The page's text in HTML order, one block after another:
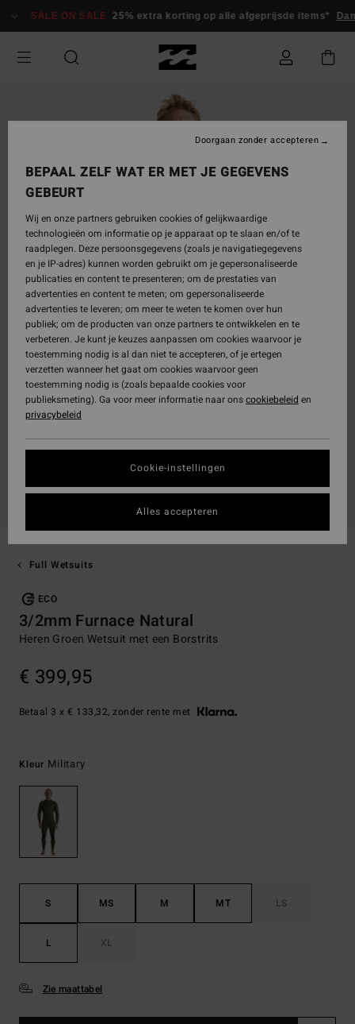
naar
SALE ON SALE 25% extra korting op alle afgeprijsde items*
Full Wetsuits
ECO
3/2mm Furnace Natural
Heren Groen Wetsuit met een Borstrits
€ 399,95
Betaal 3 x € 133,32, zonder rente met
Kleur Military
S MS M MT LS
L XL
Zie maattabel
BEPAAL ZELF WAT ER MET JE GEGEVENS
GEBEURT
Wij en onze partners gebruiken cookies of gelijkwaardige
technologieën om informatie op je apparaat op te slaan en/of te
raadplegen. Deze persoonsgegevens (zoals je navigatiegegevens
en je IP-adres) kunnen worden gebruikt om je gepersonaliseerde
publicaties en content te presenteren; om de prestaties van
advertenties en content te meten; om gepersonaliseerde
advertenties te leveren; om meer te weten te komen over hun
publiek; om de producten van onze partners te ontwikkelen en te
verbeteren. Je kunt je keuzes aanpassen om cookies waarvoor je
toestemming nodig is al dan niet te accepteren, of je ertegen
verzetten wanneer het gaat om cookies waarvoor geen
toestemming nodig is (zoals bepaalde cookies voor
publieksmeting). Ga voor meer informatie naar onscookiebeleid en
privacybeleid
Cookie-instellingen
Doorgaan zonder accepteren
Alles accepteren